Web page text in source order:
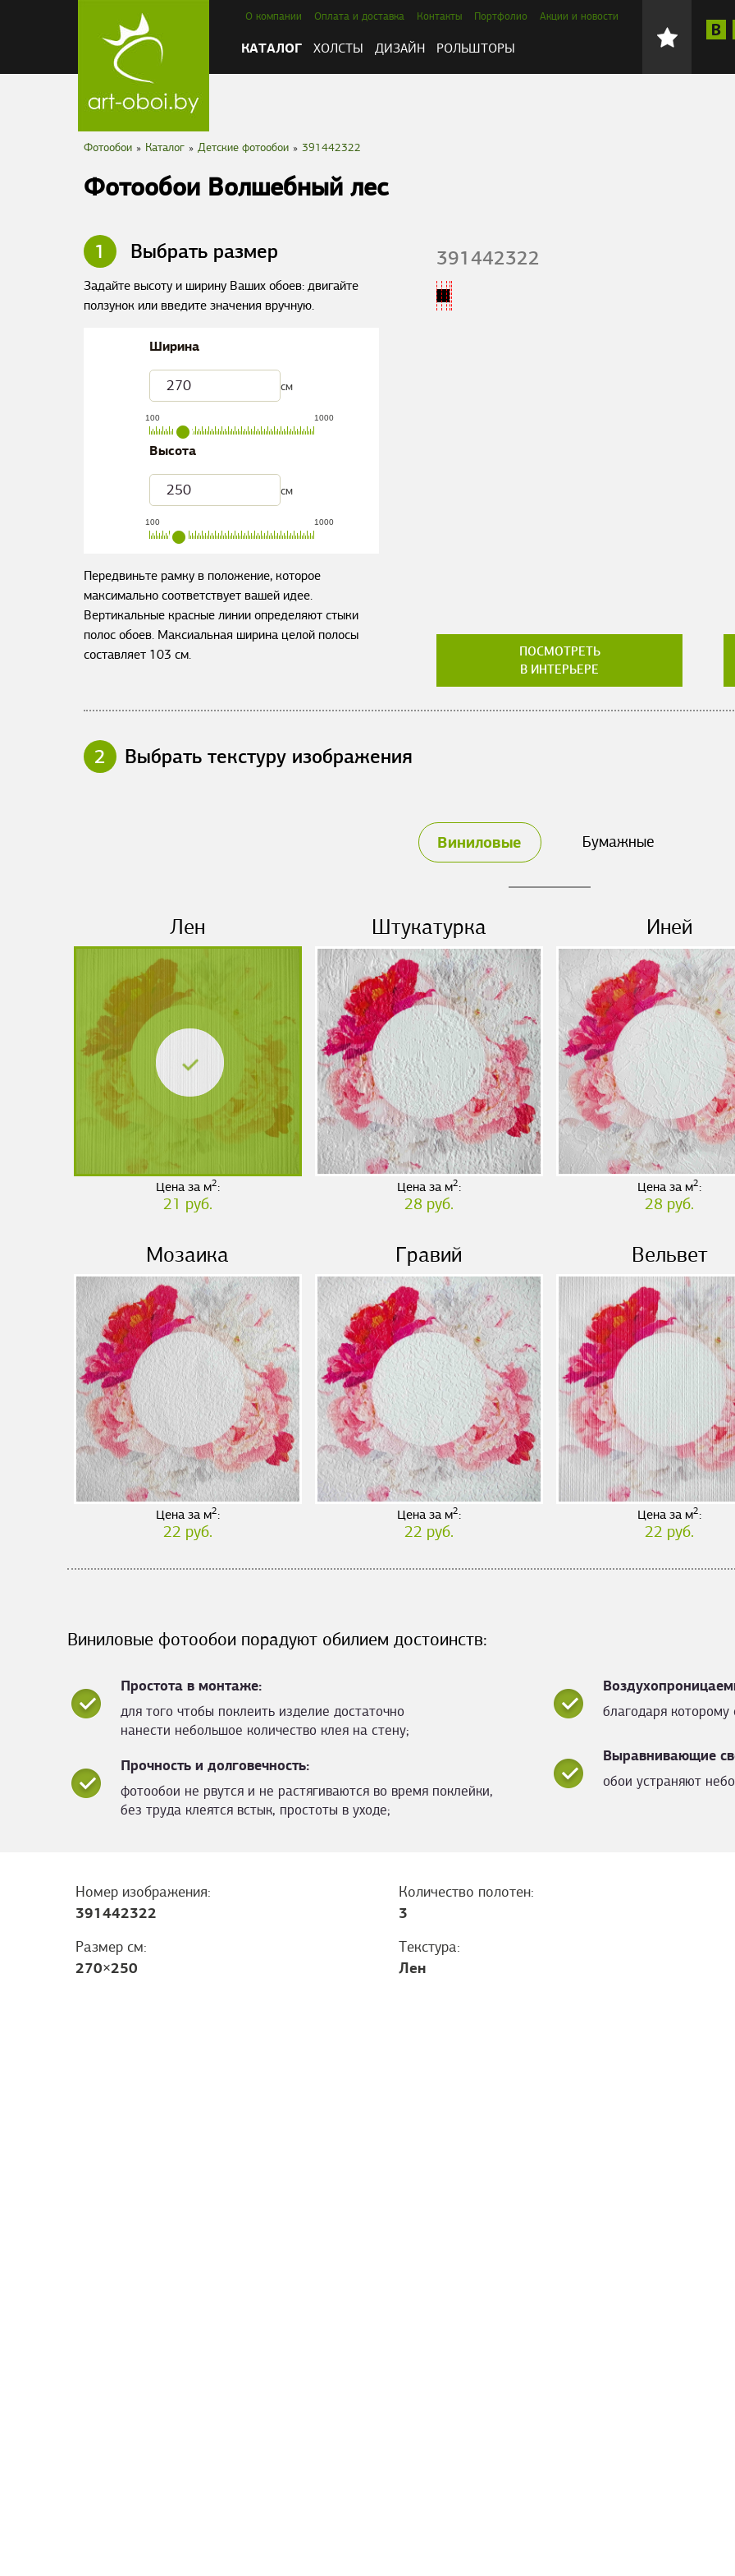
О компании Оплата и доставка Контакты Портфолио Акции и новости
КАТАЛОГ ХОЛСТЫ ДИЗАЙН РОЛЬШТОРЫ
Фотообои » Каталог » Детские фотообои » 391442322
Фотообои Волшебный лес
1 Выбрать размер
Задайте высоту и ширину Ваших обоев: двигайте
ползунок или введите значения вручную.
Ширина
см
100 1000
Высота
см
100 1000
Передвиньте рамку в положение, которое
максимально соответствует вашей идее.
Вертикальные красные линии определяют стыки
полос обоев. Максиальная ширина целой полосы
составляет 103 см.
391442322
ПОСМОТРЕТЬ
В ИНТЕРЬЕРЕ
2 Выбрать текстуру изображения
Виниловые Бумажные
Лен
Цена за м2:
21 руб.
Штукатурка
Цена за м2:
28 руб.
Иней
Цена за м2:
28 руб.
Мозаика
Цена за м2:
22 руб.
Гравий
Цена за м2:
22 руб.
Вельвет
Цена за м2:
22 руб.
Виниловые фотообои порадуют обилием достоинств:
Простота в монтаже:
для того чтобы поклеить изделие достаточно
нанести небольшое количество клея на стену;
благодаря
Выравнивающие
обои устраняют
Прочность и долговечность:
фотообои не рвутся и не растягиваются во время поклейки,
без труда клеятся встык, простоты в уходе;
Номер изображения:
391442322
Количество полотен:
3
Размер см:
270×250
Текстура:
Лен